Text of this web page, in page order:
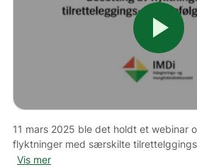
play_arrow
11 mars 2025 ble det holdt et webinar
flyktninger med særskilte
oppfølgingsbehov. Webinaret gir et
Vis mer